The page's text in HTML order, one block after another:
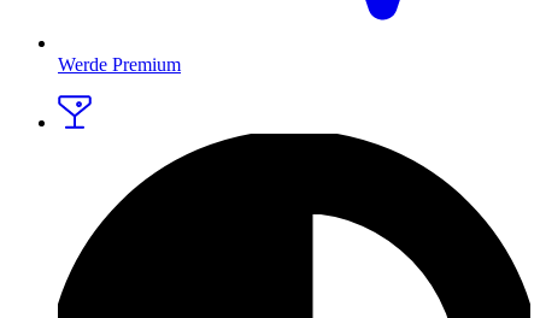
Werde Premium